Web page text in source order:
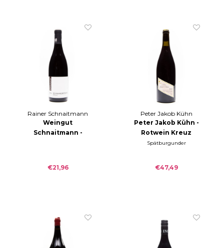
Rainer Schnaitmann
Weingut
Schnaitmann -
€21,96
Peter Jakob Kühn
Peter Jakob Kühn -
Rotwein Kreuz
2009
Spätburgunder
€47,49